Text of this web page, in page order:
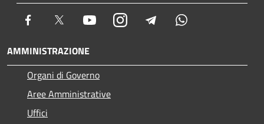
Facebook Twitter YoutubeInstagram Telegram
AMMINISTRAZIONE
Organi di Governo
Aree Amministrative
Uffici